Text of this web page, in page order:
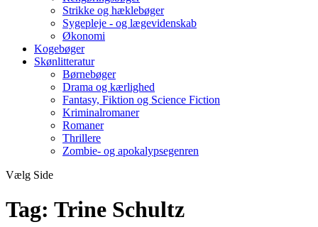
Strikke og hæklebøger
Sygepleje - og lægevidenskab
Økonomi
Kogebøger
Skønlitteratur
Børnebøger
Drama og kærlighed
Fantasy, Fiktion og Science Fiction
Kriminalromaner
Romaner
Thrillere
Zombie- og apokalypsegenren
Vælg Side
Tag: Trine Schultz